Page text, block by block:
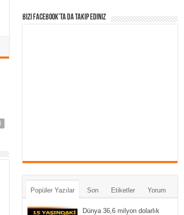
Bizi Facebook’ta da takip Ediniz
Popüler Yazılar Son Etiketler Yorum
Dünya 36,6 milyon dolarlık